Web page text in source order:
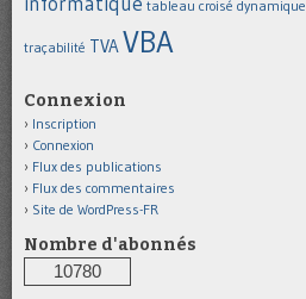
tableau croisé dynamique
traçabilité TVAVBA
Connexion
Inscription
Connexion
Flux des publications
Flux des commentaires
Site de WordPress-FR
Nombre d'abonnés
10780